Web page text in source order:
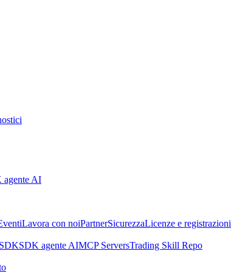
agente AI
Lavora con noiPartnerSicurezzaLicenze e registrazioni
SDK agente AIMCP ServersTrading Skill Repo